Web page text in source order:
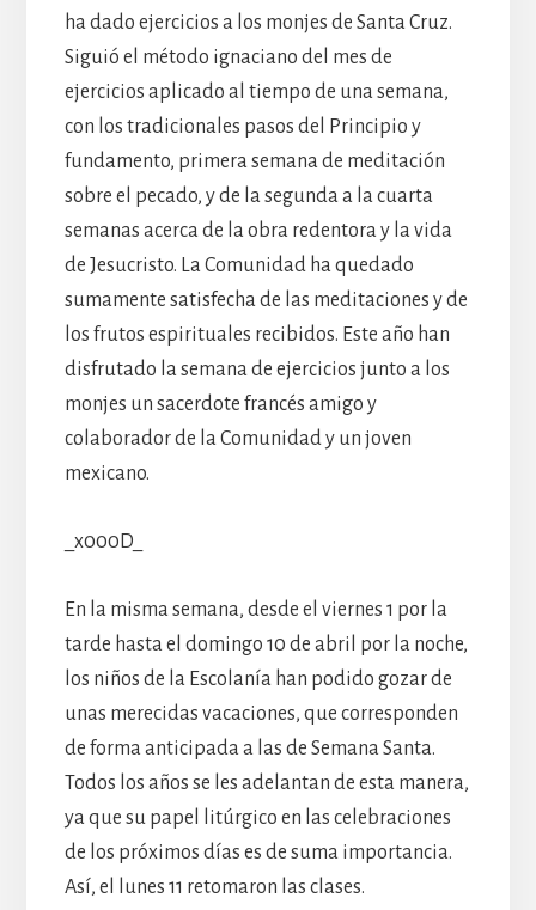
ha dado ejercicios a los monjes de Santa Cruz.
Siguió el método ignaciano del mes de
ejercicios aplicado al tiempo de una semana,
con los tradicionales pasos del Principio y
fundamento, primera semana de meditación
sobre el pecado, y de la segunda a la cuarta
semanas acerca de la obra redentora y la vida
de Jesucristo. La Comunidad ha quedado
sumamente satisfecha de las meditaciones y de
los frutos espirituales recibidos. Este año han
disfrutado la semana de ejercicios junto a los
monjes un sacerdote francés amigo y
colaborador de la Comunidad y un joven
mexicano.
_x000D_
En la misma semana, desde el viernes 1 por la
tarde hasta el domingo 10 de abril por la noche,
los niños de la Escolanía han podido gozar de
unas merecidas vacaciones, que corresponden
de forma anticipada a las de Semana Santa.
Todos los años se les adelantan de esta manera,
ya que su papel litúrgico en las celebraciones
de los próximos días es de suma importancia.
Así, el lunes 11 retomaron las clases.